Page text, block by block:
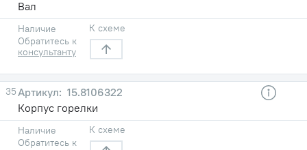
Вал
Наличие
Обратитесь к
консультанту
К схеме
35
15.8106322
Корпус горелки
Наличие
Обратитесь к
К схеме